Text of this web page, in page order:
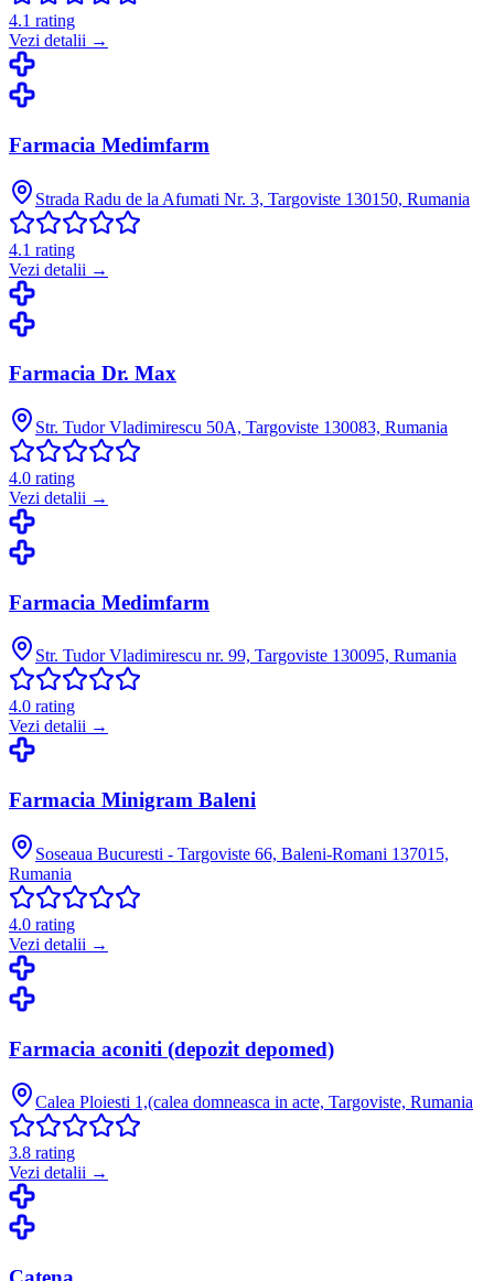
4.1 rating
Vezi detalii →
Farmacia Medimfarm
Strada Radu de la Afumati Nr. 3, Targoviste 130150, Rumania
4.1 rating
Vezi detalii →
Farmacia Dr. Max
Str. Tudor Vladimirescu 50A, Targoviste 130083, Rumania
4.0 rating
Vezi detalii →
Farmacia Medimfarm
Str. Tudor Vladimirescu nr. 99, Targoviste 130095, Rumania
4.0 rating
Vezi detalii →
Farmacia Minigram Baleni
Soseaua Bucuresti - Targoviste 66, Baleni-Romani 137015,
Rumania
4.0 rating
Vezi detalii →
Farmacia aconiti (depozit depomed)
Calea Ploiesti 1,(calea domneasca in acte, Targoviste, Rumania
3.8 rating
Vezi detalii →